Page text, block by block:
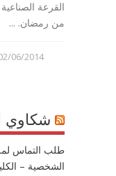
من رمضان. ...
06/2014
شكاوي
طلب التماس
الشخصية –